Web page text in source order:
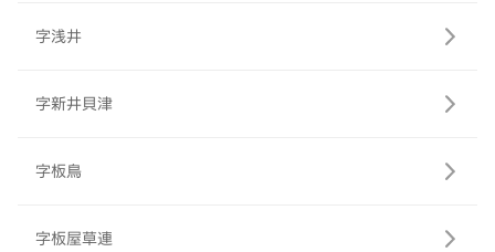
字浅井
字新井貝津
字板鳥
字板屋草連